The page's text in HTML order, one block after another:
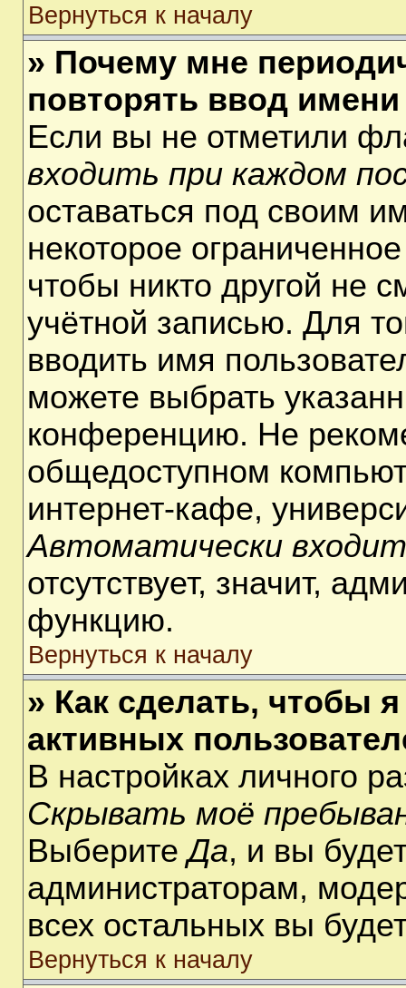
Вернуться к началу
» Почему мне
повторять ввод
Если вы не отметили
входить при каждом
оставаться под своим
некоторое
чтобы никто другой не
учётной записью. Для
вводить имя
можете выбрать
конференцию. Не
общедоступном
интернет-кафе,
Автоматически
отсутствует, значит,
функцию.
Вернуться к началу
» Как сделать, чтобы
активных
В настройках личного
Скрывать моё
ВыберитеДа, и вы
администраторам,
всех остальных вы
Вернуться к началу